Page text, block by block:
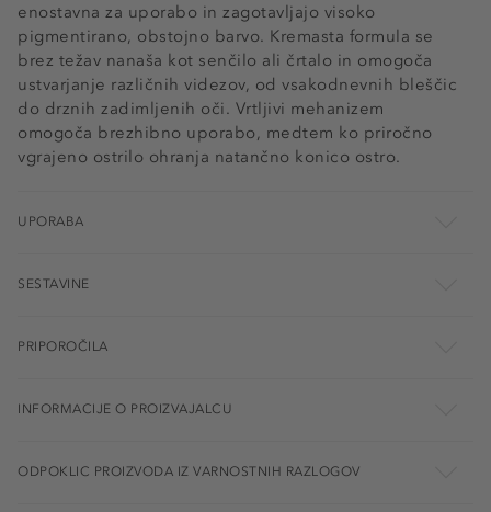
enostavna za uporabo in zagotavljajo visoko
pigmentirano, obstojno barvo. Kremasta formula se
brez težav nanaša kot senčilo ali črtalo in omogoča
ustvarjanje različnih videzov, od vsakodnevnih bleščic
do drznih zadimljenih oči. Vrtljivi mehanizem
omogoča brezhibno uporabo, medtem ko priročno
vgrajeno ostrilo ohranja natančno konico ostro.
UPORABA
SESTAVINE
PRIPOROČILA
INFORMACIJE O PROIZVAJALCU
ODPOKLIC PROIZVODA IZ VARNOSTNIH RAZLOGOV